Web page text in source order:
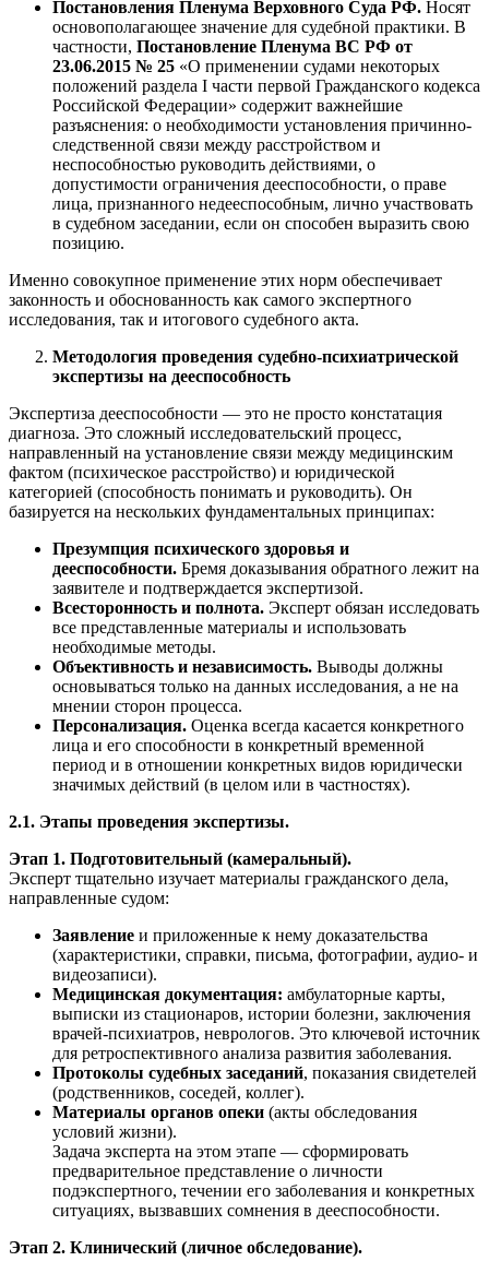
Постановления Пленума Верховного Суда РФ. Носят
основополагающее значение для судебной практики. В
частности, Постановление Пленума ВС РФ от
23.06.2015 № 25 «О применении судами некоторых
положений раздела I части первой Гражданского кодекса
Российской Федерации» содержит важнейшие
разъяснения: о необходимости установления причинно-
следственной связи между расстройством и
неспособностью руководить действиями, о
допустимости ограничения дееспособности, о праве
лица, признанного недееспособным, лично участвовать
в судебном заседании, если он способен выразить свою
позицию.
Именно совокупное применение этих норм обеспечивает
законность и обоснованность как самого экспертного
исследования, так и итогового судебного акта.
Методология проведения судебно-психиатрической
экспертизы на дееспособность
Экспертиза дееспособности — это не просто констатация
диагноза. Это сложный исследовательский процесс,
направленный на установление связи между медицинским
фактом (психическое расстройство) и юридической
категорией (способность понимать и руководить). Он
базируется на нескольких фундаментальных принципах:
Презумпция психического здоровья и
дееспособности. Бремя доказывания обратного лежит на
заявителе и подтверждается экспертизой.
Всесторонность и полнота. Эксперт обязан исследовать
все представленные материалы и использовать
необходимые методы.
Объективность и независимость. Выводы должны
основываться только на данных исследования, а не на
мнении сторон процесса.
Персонализация. Оценка всегда касается конкретного
лица и его способности в конкретный временной
период и в отношении конкретных видов юридически
значимых действий (в целом или в частностях).
2.1. Этапы проведения экспертизы.
Этап 1. Подготовительный (камеральный).
Эксперт тщательно изучает материалы гражданского дела,
направленные судом:
Заявление и приложенные к нему доказательства
(характеристики, справки, письма, фотографии, аудио- и
видеозаписи).
Медицинская документация: амбулаторные карты,
выписки из стационаров, истории болезни, заключения
врачей-психиатров, неврологов. Это ключевой источник
для ретроспективного анализа развития заболевания.
Протоколы судебных заседаний, показания свидетелей
(родственников, соседей, коллег).
Материалы органов опеки (акты обследования
условий жизни).
Задача эксперта на этом этапе — сформировать
предварительное представление о личности
подэкспертного, течении его заболевания и конкретных
ситуациях, вызвавших сомнения в дееспособности.
Этап 2. Клинический (личное обследование).